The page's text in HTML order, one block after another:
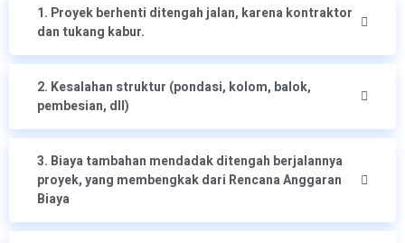
1. Proyek berhenti ditengah jalan, karena kontraktor
dan tukang kabur.
2. Kesalahan struktur (pondasi, kolom, balok,
pembesian, dll)
3. Biaya tambahan mendadak ditengah berjalannya
proyek, yang membengkak dari Rencana Anggaran
Biaya